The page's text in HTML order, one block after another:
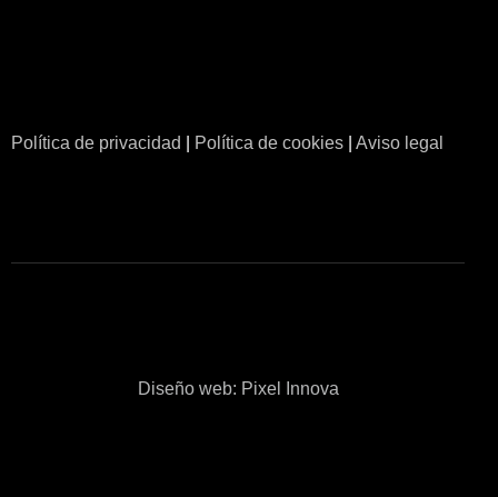
Política de privacidad Política de cookies Aviso legal
Diseño web: Pixel Innova